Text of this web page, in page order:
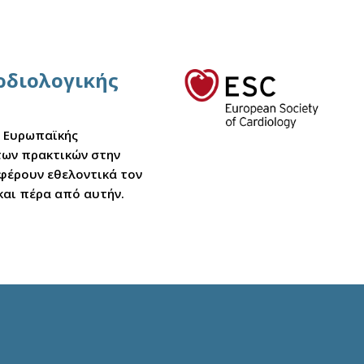
πρακτικών στην
εθελοντικά τον
πέρα από αυτήν.